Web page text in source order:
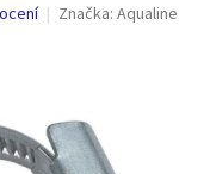
Značka: Aqualine